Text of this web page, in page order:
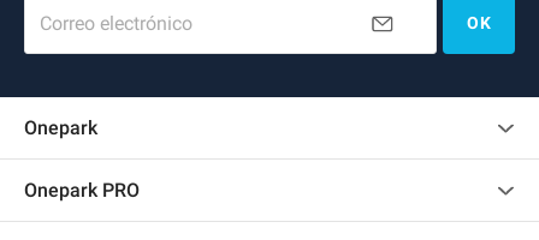
Correo electrónico OK
Onepark
Onepark PRO